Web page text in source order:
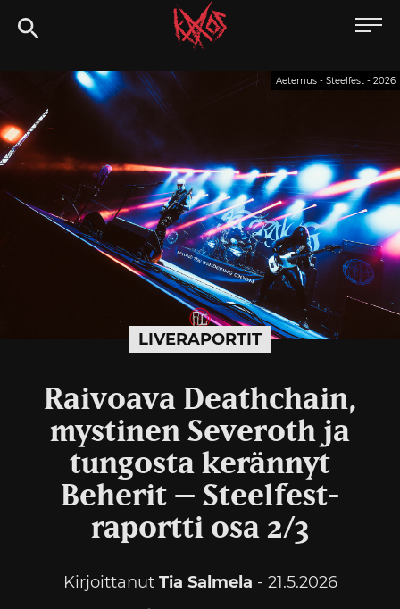
Siirry
suoraan
Kaaoszine
LIVERAPORTIT
Aeternus - Steelfest - 2026
Raivoava Deathchain,
mystinen Severoth ja
tungosta kerännyt
Beherit – Steelfest-
raportti osa 2/3
Kirjoittanut Tia Salmela - 21.5.2026